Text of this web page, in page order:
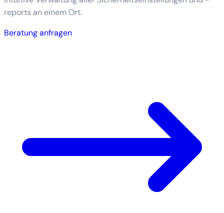
reports an einem Ort.
Beratung anfragen